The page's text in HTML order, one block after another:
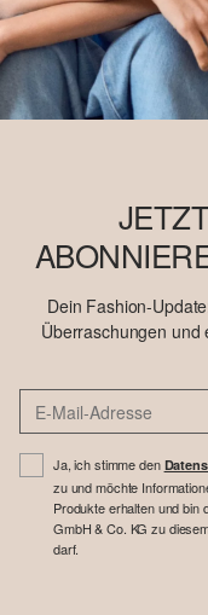
Dein Fashion-
Überraschungen und
Ja, ich stimme den
zu und möchte
Produkte erhalten und bin
GmbH & Co. KG zu
darf.